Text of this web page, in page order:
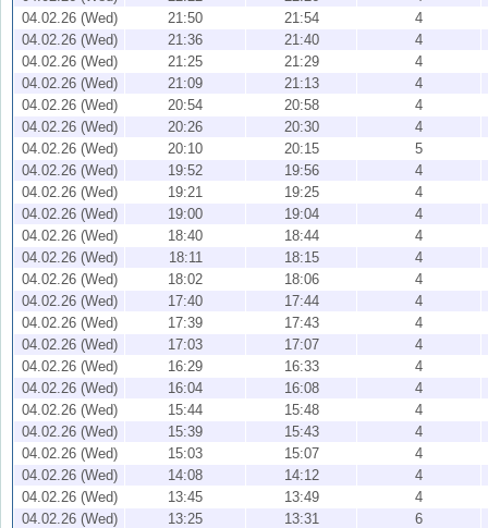
04.02.26 (Wed)
21:50 21:54
4
04.02.26 (Wed)
21:36 21:40
4
04.02.26 (Wed)
21:25 21:29
4
04.02.26 (Wed)
21:09 21:13
4
04.02.26 (Wed)
20:54 20:58
4
04.02.26 (Wed)
20:26 20:30
4
04.02.26 (Wed)
20:10 20:15
5
04.02.26 (Wed)
19:52 19:56
4
04.02.26 (Wed)
19:21 19:25
4
04.02.26 (Wed)
19:00 19:04
4
04.02.26 (Wed)
18:40 18:44
4
04.02.26 (Wed)
18:11 18:15
4
04.02.26 (Wed)
18:02 18:06
4
04.02.26 (Wed)
17:40 17:44
4
04.02.26 (Wed)
17:39 17:43
4
04.02.26 (Wed)
17:03 17:07
4
04.02.26 (Wed)
16:29 16:33
4
04.02.26 (Wed)
16:04 16:08
4
04.02.26 (Wed)
15:44 15:48
4
04.02.26 (Wed)
15:39 15:43
4
04.02.26 (Wed)
15:03 15:07
4
04.02.26 (Wed)
14:08 14:12
4
04.02.26 (Wed)
13:45 13:49
4
04.02.26 (Wed)
13:25 13:31
6